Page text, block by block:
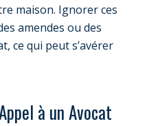
maison. Ignorer ces
amendes ou des
ce qui peut s’avérer
à un Avocat